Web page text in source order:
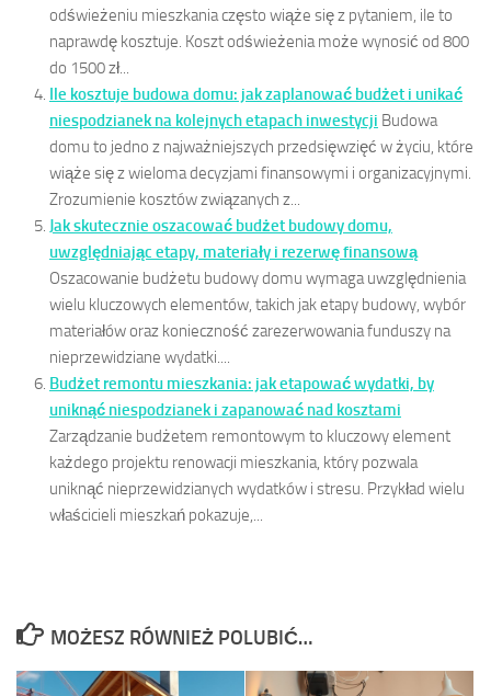
odświeżeniu mieszkania często wiąże się z pytaniem, ile to
naprawdę kosztuje. Koszt odświeżenia może wynosić od 800
do 1500 zł...
Ile kosztuje budowa domu: jak zaplanować budżet i unikać
niespodzianek na kolejnych etapach inwestycji Budowa
domu to jedno z najważniejszych przedsięwzięć w życiu, które
wiąże się z wieloma decyzjami finansowymi i organizacyjnymi.
Zrozumienie kosztów związanych z...
Jak skutecznie oszacować budżet budowy domu,
uwzględniając etapy, materiały i rezerwę finansową
Oszacowanie budżetu budowy domu wymaga uwzględnienia
wielu kluczowych elementów, takich jak etapy budowy, wybór
materiałów oraz konieczność zarezerwowania funduszy na
nieprzewidziane wydatki....
Budżet remontu mieszkania: jak etapować wydatki, by
uniknąć niespodzianek i zapanować nad kosztami
Zarządzanie budżetem remontowym to kluczowy element
każdego projektu renowacji mieszkania, który pozwala
uniknąć nieprzewidzianych wydatków i stresu. Przykład wielu
właścicieli mieszkań pokazuje,...
MOŻESZ RÓWNIEŻ POLUBIĆ…